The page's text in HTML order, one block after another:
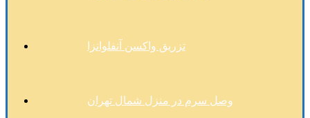
تزریق واکسن آنفلوانزا
وصل سرم در منزل شمال تهران